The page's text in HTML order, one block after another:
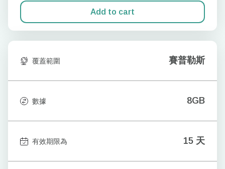
Add to cart
覆蓋範圍 賽普勒斯
數據 8GB
有效期限為 15 天